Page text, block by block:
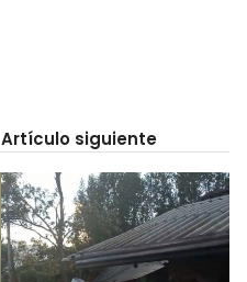
Artículo siguiente